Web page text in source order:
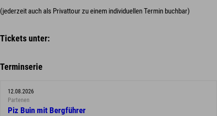
(jederzeit auch als Privattour zu einem individuellen Termin buchbar)
Tickets unter:
Terminserie
12.08.2026
Partenen
Piz Buin mit Bergführer